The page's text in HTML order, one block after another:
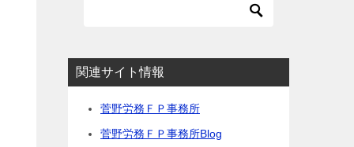
関連サイト情報
菅野労務ＦＰ事務所
菅野労務ＦＰ事務所Blog